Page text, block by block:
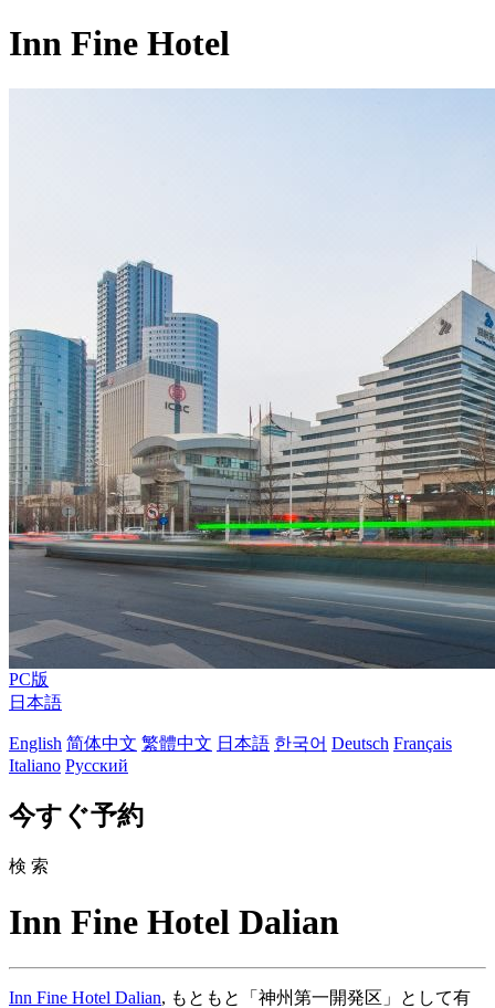
Inn Fine Hotel
PC版
日本語
English 简体中文 繁體中文 日本語 한국어 Deutsch Français
Italiano Русский
今すぐ予約
検 索
Inn Fine Hotel Dalian
Inn Fine Hotel Dalian, もともと「神州第一開発区」として有